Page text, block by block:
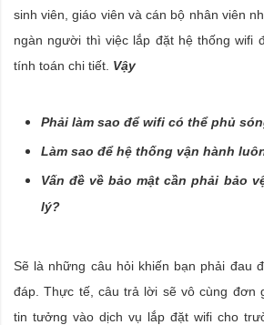
sinh viên, giáo viên và cán bộ nhân viên
ngàn người thì việc lắp đặt hệ thống wifi
tính toán chi tiết. Vậy
Phải làm sao để wifi có thể phủ
Làm sao để hệ thống vận hành
Vấn đề về bảo mật cần phải bảo
lý?
Sẽ là những câu hỏi khiến bạn phải đau
đáp. Thực tế, câu trả lời sẽ vô cùng đơn
tin tưởng vào dịch vụ lắp đặt wifi cho